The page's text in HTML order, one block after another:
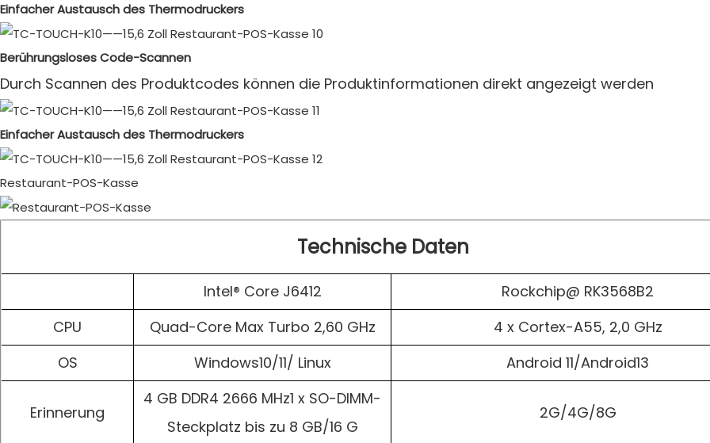
Einfacher Austausch des Thermodruckers
Berührungsloses Code-Scannen
Durch Scannen des Produktcodes können die Produktinformationen direkt angezeigt werden
Einfacher Austausch des Thermodruckers
Restaurant-POS-Kasse
Technische Daten
Intel® Core J6412
Rockchip@ RK3568B2
CPU
Quad-Core Max Turbo 2,60 GHz
4 x Cortex-A55, 2,0 GHz
OS
Windows10/11/ Linux Android 11/Android13
Erinnerung
4 GB DDR4 2666 MHz1 x SO-DIMM-
Steckplatz bis zu 8 GB/16 G
2G/4G/8G